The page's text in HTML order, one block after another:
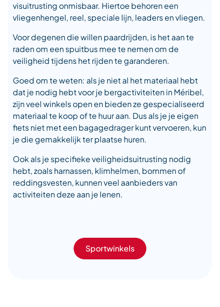
visuitrusting onmisbaar. Hiertoe behoren een
vliegenhengel, reel, speciale lijn, leaders en vliegen.
Voor degenen die willen paardrijden, is het aan te
raden om een spuitbus mee te nemen om de
veiligheid tijdens het rijden te garanderen.
Goed om te weten: als je niet al het materiaal hebt
dat je nodig hebt voor je bergactiviteiten in Méribel,
zijn veel winkels open en bieden ze gespecialiseerd
materiaal te koop of te huur aan. Dus als je je eigen
fiets niet met een bagagedrager kunt vervoeren, kun
je die gemakkelijk ter plaatse huren.
Ook als je specifieke veiligheidsuitrusting nodig
hebt, zoals harnassen, klimhelmen, bommen of
reddingsvesten, kunnen veel aanbieders van
activiteiten deze aan je lenen.
Sportwinkels